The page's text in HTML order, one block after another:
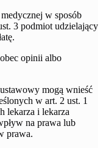
w sposób
3 podmiot udzielający
opinii albo
mogą wnieść
w art. 2 ust. 1
lekarza i lekarza
na prawa lub
prawa.